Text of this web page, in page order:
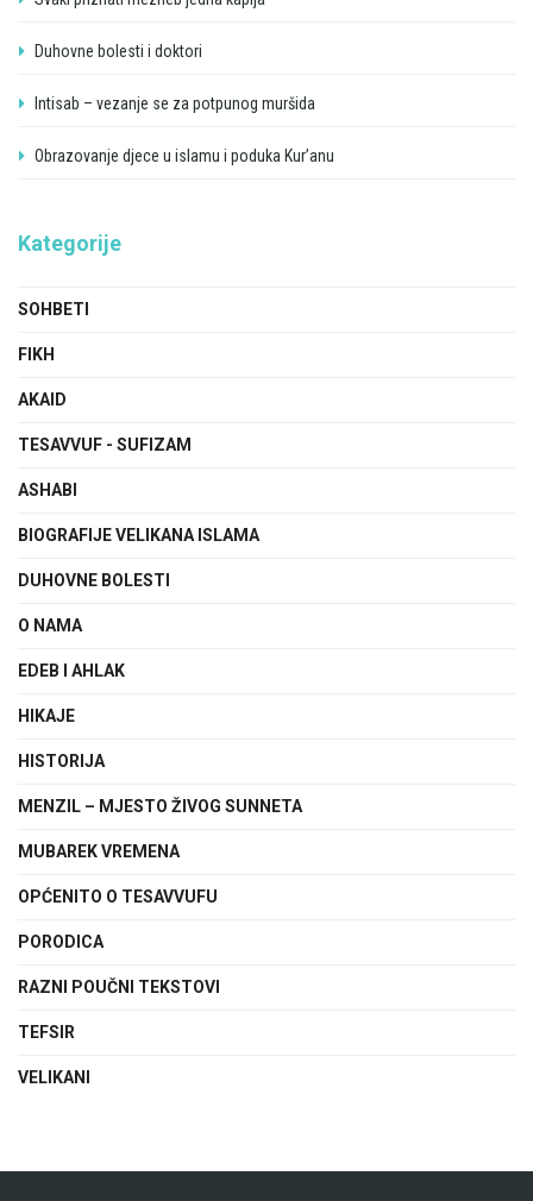
Duhovne bolesti i doktori
Intisab – vezanje se za potpunog muršida
Obrazovanje djece u islamu i poduka Kur’anu
Kategorije
SOHBETI
FIKH
AKAID
TESAVVUF - SUFIZAM
ASHABI
BIOGRAFIJE VELIKANA ISLAMA
DUHOVNE BOLESTI
O NAMA
EDEB I AHLAK
HIKAJE
HISTORIJA
MENZIL – MJESTO ŽIVOG SUNNETA
MUBAREK VREMENA
OPĆENITO O TESAVVUFU
PORODICA
RAZNI POUČNI TEKSTOVI
TEFSIR
VELIKANI